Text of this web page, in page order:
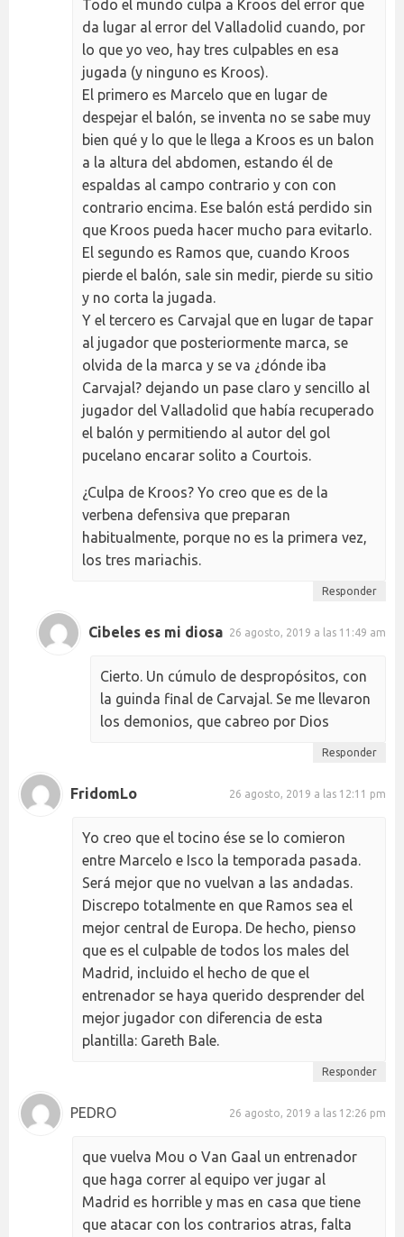
Todo el mundo culpa a Kroos del error que
da lugar al error del Valladolid cuando, por
lo que yo veo, hay tres culpables en esa
jugada (y ninguno es Kroos).
El primero es Marcelo que en lugar de
despejar el balón, se inventa no se sabe muy
bien qué y lo que le llega a Kroos es un balon
a la altura del abdomen, estando él de
espaldas al campo contrario y con con
contrario encima. Ese balón está perdido sin
que Kroos pueda hacer mucho para evitarlo.
El segundo es Ramos que, cuando Kroos
pierde el balón, sale sin medir, pierde su sitio
y no corta la jugada.
Y el tercero es Carvajal que en lugar de tapar
al jugador que posteriormente marca, se
olvida de la marca y se va ¿dónde iba
Carvajal? dejando un pase claro y sencillo al
jugador del Valladolid que había recuperado
el balón y permitiendo al autor del gol
pucelano encarar solito a Courtois.
¿Culpa de Kroos? Yo creo que es de la
verbena defensiva que preparan
habitualmente, porque no es la primera vez,
los tres mariachis.
Responder
Cibeles es mi diosa 26 agosto, 2019 a las 11:49 am
Cierto. Un cúmulo de despropósitos, con
la guinda final de Carvajal. Se me llevaron
los demonios, que cabreo por Dios
Responder
FridomLo 26 agosto, 2019 a las 12:11 pm
Yo creo que el tocino ése se lo comieron
entre Marcelo e Isco la temporada pasada.
Será mejor que no vuelvan a las andadas.
Discrepo totalmente en que Ramos sea el
mejor central de Europa. De hecho, pienso
que es el culpable de todos los males del
Madrid, incluido el hecho de que el
entrenador se haya querido desprender del
mejor jugador con diferencia de esta
plantilla: Gareth Bale.
Responder
PEDRO 26 agosto, 2019 a las 12:26 pm
que vuelva Mou o Van Gaal un entrenador
que haga correr al equipo ver jugar al
Madrid es horrible y mas en casa que tiene
que atacar con los contrarios atras, falta